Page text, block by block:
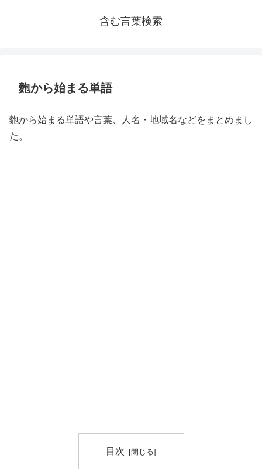
含む言葉検索
麭から始まる単語
麭から始まる単語や言葉、人名・地域名などをまとめまし
た。
目次